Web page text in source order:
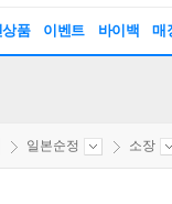
상품 이벤트 바이백 매
일본순정 소장